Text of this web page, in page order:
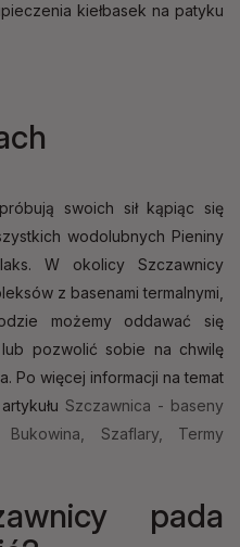
kiełbasek na patyku
swoich sił kąpiąc się
wodolubnych Pieniny
W okolicy Szczawnicy
z basenami termalnymi,
możemy oddawać się
pozwolić sobie na chwilę
Po więcej informacji na temat
Szczawnica - baseny
Szaflary, Termy
pada